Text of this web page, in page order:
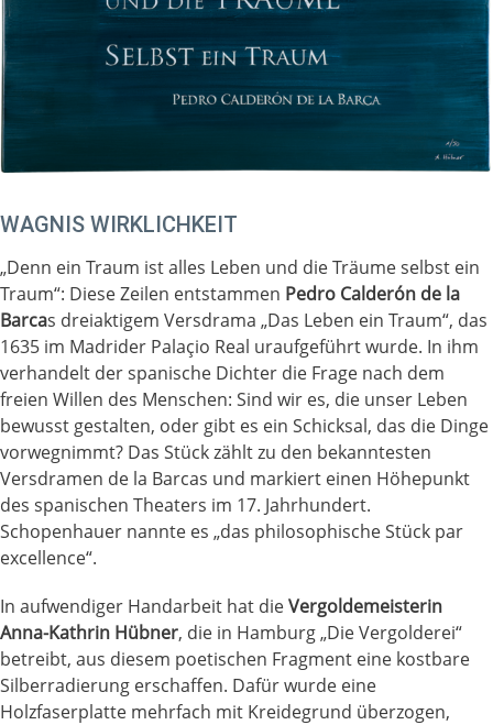
WAGNIS WIRKLICHKEIT
„Denn ein Traum ist alles Leben und die Träume selbst ein
Traum“: Diese Zeilen entstammen Pedro Calderón de la
Barcas dreiaktigem Versdrama „Das Leben ein Traum“, das
1635 im Madrider Palaçio Real uraufgeführt wurde. In ihm
verhandelt der spanische Dichter die Frage nach dem
freien Willen des Menschen: Sind wir es, die unser Leben
bewusst gestalten, oder gibt es ein Schicksal, das die Dinge
vorwegnimmt? Das Stück zählt zu den bekanntesten
Versdramen de la Barcas und markiert einen Höhepunkt
des spanischen Theaters im 17. Jahrhundert.
Schopenhauer nannte es „das philosophische Stück par
excellence“.
In aufwendiger Handarbeit hat dieVergoldemeisterin
Anna-Kathrin Hübner, die in Hamburg „Die Vergolderei“
betreibt, aus diesem poetischen Fragment eine kostbare
Silberradierung erschaffen. Dafür wurde eine
Holzfaserplatte mehrfach mit Kreidegrund überzogen,